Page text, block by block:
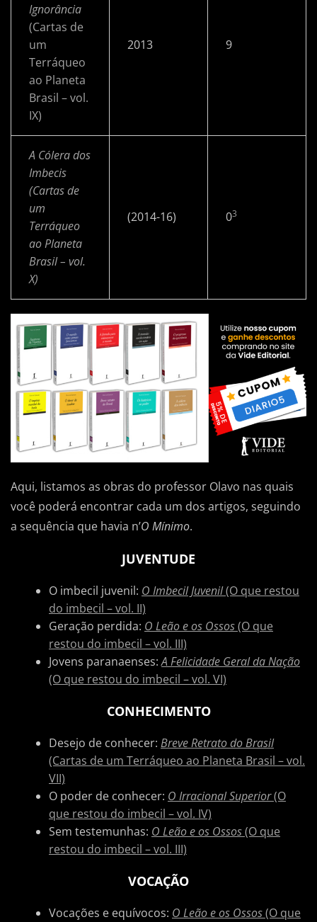
Ignorância
(Cartas de
um
Terráqueo
ao Planeta
Brasil – vol.
IX)
2013 9
A Cólera dos
Imbecis
(Cartas de
um
Terráqueo
ao Planeta
Brasil – vol.
X)
(2014-16) 03
Aqui, listamos as obras do professor Olavo nas quais
você poderá encontrar cada um dos artigos, seguindo
a sequência que havia n’O Mínimo.
JUVENTUDE
O imbecil juvenil: O Imbecil Juvenil(O que restou
do imbecil – vol. II)
Geração perdida: O Leão e os Ossos(O que
restou do imbecil – vol. III)
Jovens paranaenses:A Felicidade Geral da Nação
(O que restou do imbecil – vol. VI)
CONHECIMENTO
Desejo de conhecer: Breve Retrato do Brasil
(Cartas de um Terráqueo ao Planeta Brasil – vol.
VII)
O poder de conhecer: O Irracional Superior(O
que restou do imbecil – vol. IV)
Sem testemunhas: O Leão e os Ossos(O que
restou do imbecil – vol. III)
VOCAÇÃO
Vocações e equívocos: O Leão e os Ossos(O que